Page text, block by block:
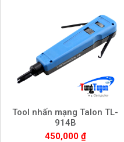
Tool nhấn mạng Talon TL-
914B
450,000 ₫